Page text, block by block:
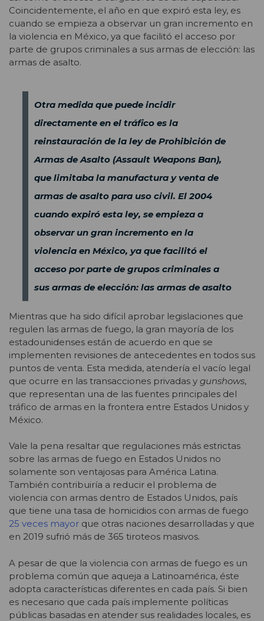
Coincidentemente, el año en que expiró esta ley, es
cuando se empieza a observar un gran incremento en
la violencia en México, ya que facilitó el acceso por
parte de grupos criminales a sus armas de elección: las
armas de asalto.
Otra medida que puede incidir
directamente en el tráfico es la
reinstauración de la ley de Prohibición de
Armas de Asalto (Assault Weapons Ban),
que limitaba la manufactura y venta de
armas de asalto para uso civil. El 2004
cuando expiró esta ley, se empieza a
observar un gran incremento en la
violencia en México, ya que facilitó el
acceso por parte de grupos criminales a
sus armas de elección: las armas de asalto
Mientras que ha sido difícil aprobar legislaciones que
regulen las armas de fuego, la gran mayoría de los
estadounidenses están de acuerdo en que se
implementen revisiones de antecedentes en todos sus
puntos de venta. Esta medida, atendería el vacío legal
que ocurre en las transacciones privadas y gunshows,
que representan una de las fuentes principales del
tráfico de armas en la frontera entre Estados Unidos y
México.
Vale la pena resaltar que regulaciones más estrictas
sobre las armas de fuego en Estados Unidos no
solamente son ventajosas para América Latina.
También contribuiría a reducir el problema de
violencia con armas dentro de Estados Unidos, país
que tiene una tasa de homicidios con armas de fuego
25 veces mayor que otras naciones desarrolladas y que
en 2019 sufrió más de 365 tiroteos masivos.
A pesar de que la violencia con armas de fuego es un
problema común que aqueja a Latinoamérica, éste
adopta características diferentes en cada país. Si bien
es necesario que cada país implemente políticas
públicas basadas en atender sus realidades locales, es